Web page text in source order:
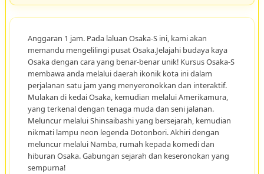
Anggaran 1 jam. Pada laluan Osaka-S ini, kami akan
memandu mengelilingi pusat Osaka.Jelajahi budaya kaya
Osaka dengan cara yang benar-benar unik! Kursus Osaka-S
membawa anda melalui daerah ikonik kota ini dalam
perjalanan satu jam yang menyeronokkan dan interaktif.
Mulakan di kedai Osaka, kemudian melalui Amerikamura,
yang terkenal dengan tenaga muda dan seni jalanan.
Meluncur melalui Shinsaibashi yang bersejarah, kemudian
nikmati lampu neon legenda Dotonbori. Akhiri dengan
meluncur melalui Namba, rumah kepada komedi dan
hiburan Osaka. Gabungan sejarah dan keseronokan yang
sempurna!